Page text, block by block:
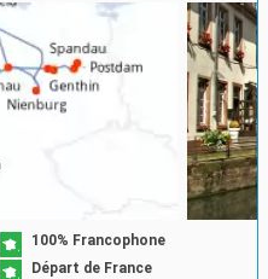
100% Francophone
Départ de France